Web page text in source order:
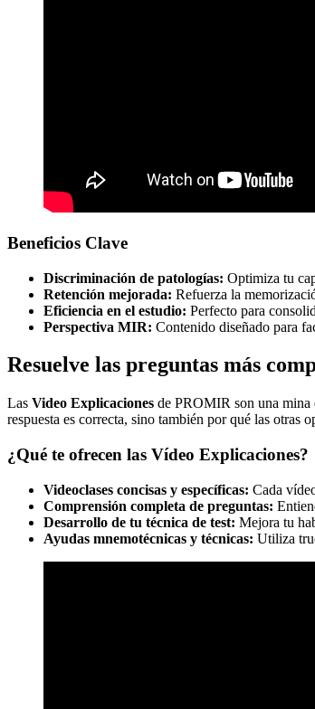
Beneficios Clave
Discriminación de patologías: Optimiza tu
Retención mejorada: Refuerza la
Eficiencia en el estudio: Perfecto para
Perspectiva MIR: Contenido diseñado para
Resuelve las preguntas más
Las Video Explicaciones de PROMIR son una mina
respuesta es correcta, sino también por qué las otras
¿Qué te ofrecen las Vídeo Explicaciones?
Videoclases concisas y específicas: Cada
Comprensión completa de preguntas:
Desarrollo de tu técnica de test: Mejora tu
Ayudas mnemotécnicas y técnicas: Utiliza